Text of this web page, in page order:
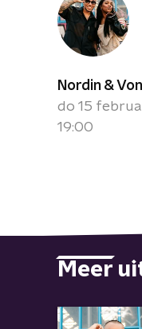
Nordin &
do 15
19:00
Meer